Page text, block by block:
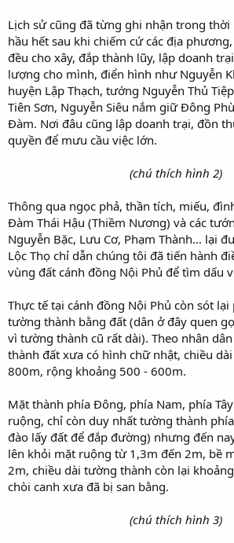
Lịch sử cũng đã từng ghi nhận trong thời
hầu hết sau khi chiếm cứ các địa
đều cho xây, đắp thành lũy, lập doanh
lượng cho mình, điển hình như Nguyễn
huyện Lập Thạch, tướng Nguyễn Thủ
Tiên Sơn, Nguyễn Siêu nắm giữ Đông
Đàm. Nơi đâu cũng lập doanh trại, đồn
quyền để mưu cầu việc lớn.
(chú thích hình 2)​
Thông qua ngọc phả, thần tích, miếu,
Đàm Thái Hậu (Thiềm Nương) và các
Nguyễn Bặc, Lưu Cơ, Phạm Thành… lại
Lộc Thọ chỉ dẫn chúng tôi đã tiến hành
vùng đất cánh đồng Nội Phủ để tìm dấu
Thực tế tại cánh đồng Nội Phủ còn sót lại
tường thành bằng đất (dân ở đây quen
vì tường thành cũ rất dài). Theo nhân
thành đất xưa có hình chữ nhật, chiều
800m, rộng khoảng 500 - 600m.
Mặt thành phía Đông, phía Nam, phía
ruộng, chỉ còn duy nhất tường thành
đào lấy đất để đắp đường) nhưng đến
lên khỏi mặt ruộng từ 1,3m đến 2m, bề
2m, chiều dài tường thành còn lại
chòi canh xưa đã bị san bằng.
(chú thích hình 3)​